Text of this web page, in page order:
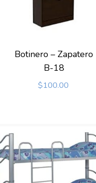
Botinero – Zapatero
B-18
$100.00